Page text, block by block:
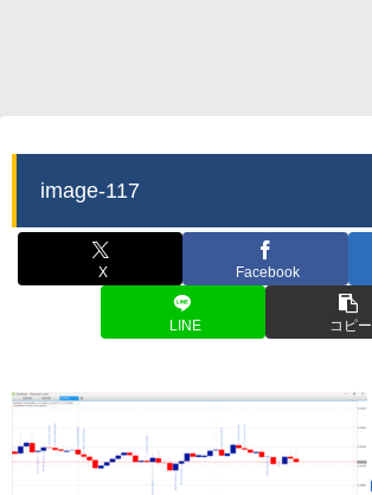
image-117
X Facebook
LINE コピー